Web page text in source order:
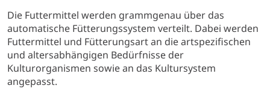
Die Futtermittel werden grammgenau über das
automatische Fütterungssystem verteilt. Dabei werden
Futtermittel und Fütterungsart an die artspezifischen
und altersabhängigen Bedürfnisse der
Kulturorganismen sowie an das Kultursystem
angepasst.